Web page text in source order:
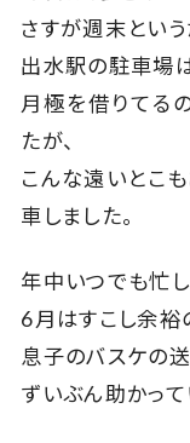
さすが週末という
出水駅の駐車場
月極を借りてる
たが、
こんな遠いとこ
車しました。
年中いつでも忙
6月はすこし余裕
息子のバスケの
ずいぶん助かって